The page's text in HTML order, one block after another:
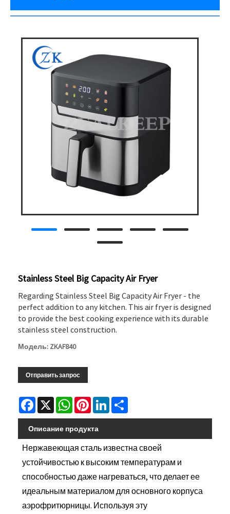
Stainless Steel Big Capacity Air Fryer
Regarding Stainless Steel Big Capacity Air Fryer - the
perfect addition to any kitchen. This air fryer is designed
to provide the best cooking experience with its durable
stainless steel construction.
Модель: ZKAF840
Отправить запрос
Facebook
X WhatsAppPinterestLinkedIn
Описание продукта
Нержавеющая сталь известна своей
устойчивостью к высоким температурам и
способностью даже нагреваться, что делает ее
идеальным материалом для основного корпуса
аэрофритюрницы. Используя эту